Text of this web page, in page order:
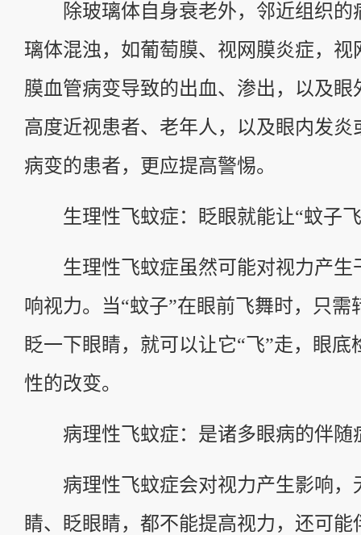
除玻璃体自身衰老外，邻近组织的
璃体混浊，如葡萄膜、视网膜炎症，视
膜血管病变导致的出血、渗出，以及眼
高度近视患者、老年人，以及眼内发炎
病变的患者，更应提高警惕。
生理性飞蚊症：眨眼就能让“蚊子
生理性飞蚊症虽然可能对视力产生
响视力。当“蚊子”在眼前飞舞时，只需
眨一下眼睛，就可以让它“飞”走，眼底
性的改变。
病理性飞蚊症：是诸多眼病的伴随
病理性飞蚊症会对视力产生影响，
睛、眨眼睛，都不能提高视力，还可能